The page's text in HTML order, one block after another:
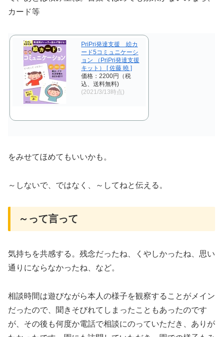
カード等
PriPri発達支援 絵カ
ード5コミュニケーシ
ョン （PriPri発達支援
キット） [ 佐藤 曉 ]
価格：2200円（税
込、送料無料)
(2021/3/13時点)
をみせてほめてもいいかも。
～しないで、ではなく、～してねと伝える。
～って言って
気持ちを共感する。残念だったね、くやしかったね、思い
通りにならなかったね、など。
相談時間は遊びながら本人の様子を観察することがメイン
だったので、聞きそびれてしまったこともあったのです
が、その後も何度か電話で相談にのっていただき、ありが